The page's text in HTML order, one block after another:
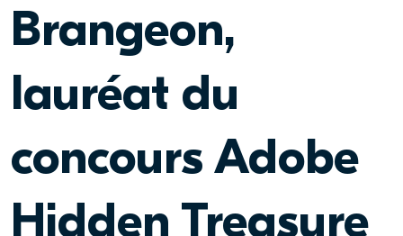
Brangeon,
lauréat du
concours Adobe
Hidden Treasure